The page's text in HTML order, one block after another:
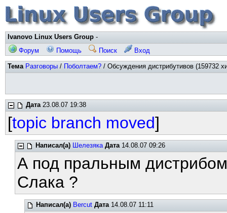
Ivanovo Linux Users Group -
Форум
Помощь Поиск Вход
Тема Разговоры / Поболтаем? / Обсуждения дистрибутивов (159732
Дата23.08.07 19:38
[topic branch moved]
Написал(а) Шелезяка Дата14.08.07 09:26
А под пральным
Слака ?
Написал(а) Bercut Дата14.08.07 11:11